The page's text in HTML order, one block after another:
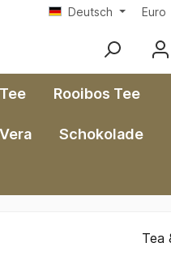
Deutsch Euro
Rooibos Tee
Schokolade
Tea